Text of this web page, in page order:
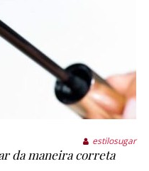
estilosugar
da maneira correta